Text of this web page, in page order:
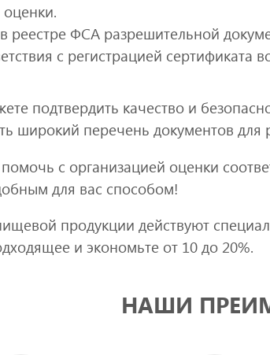
реестре ФСА разрешительной
с регистрацией сертификата
подтвердить качество и
широкий перечень документов для
с организацией оценки
для вас способом!
продукции действуют
и экономьте от 10 до 20%.
НАШИ